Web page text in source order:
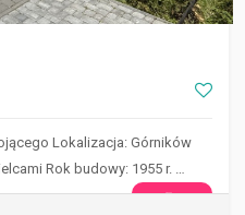
Lokalizacja: Górników
Rok budowy: 1955 r. …
WIĘCEJ